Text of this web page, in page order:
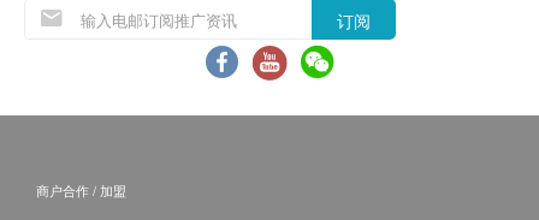
货品质量保证，於顾客收到产品当日起计，食用期
订阅
商户合作 / 加盟